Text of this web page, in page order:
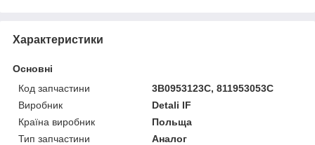
Характеристики
Основні
Код запчастини
3B0953123С, 811953053C
Виробник
Detali IF
Країна виробник
Польща
Тип запчастини
Аналог